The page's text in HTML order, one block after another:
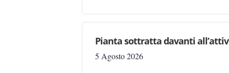
Pianta sottratta davanti
5 Agosto 2026